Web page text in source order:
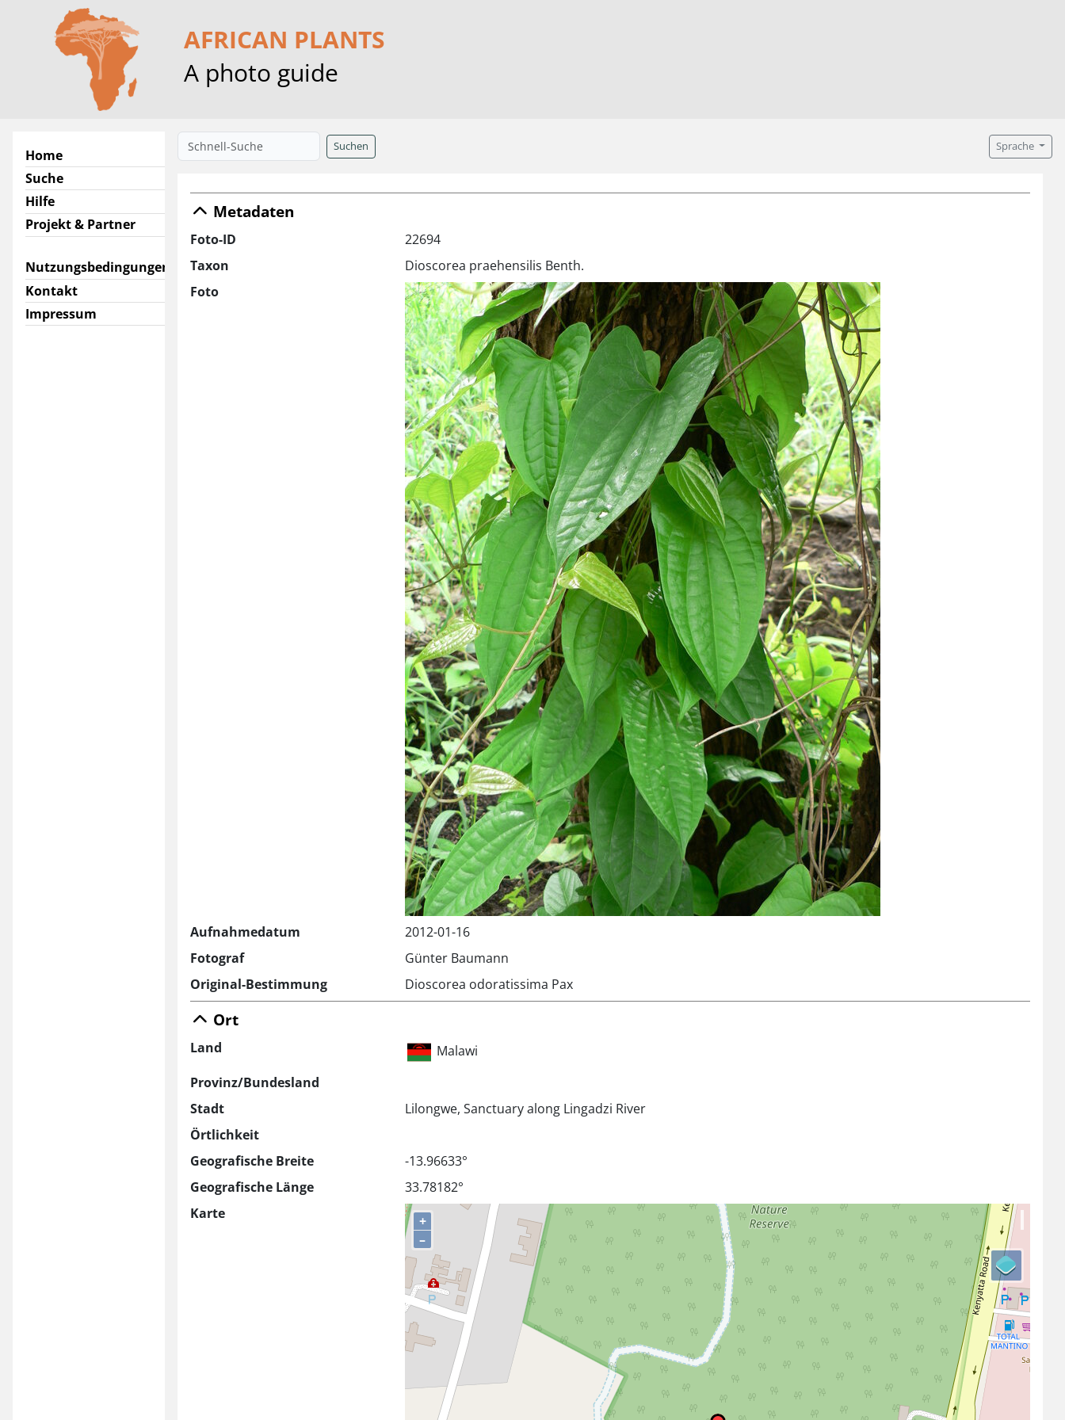
AFRICAN PLANTS
A photo guide
Home
Suche
Hilfe
Projekt & Partner
Nutzungsbedingungen
Kontakt
Impressum
Suchen Sprache
Metadaten
Foto-ID
22694
Taxon
Dioscorea praehensilis Benth.
Foto
Aufnahmedatum
2012-01-16
Fotograf
Günter Baumann
Original-Bestimmung
Dioscorea odoratissima Pax
Ort
Land
Malawi
Provinz/Bundesland
Stadt
Lilongwe, Sanctuary along Lingadzi River
Örtlichkeit
Geografische Breite
-13.96633°
Geografische Länge
33.78182°
Karte
+
–